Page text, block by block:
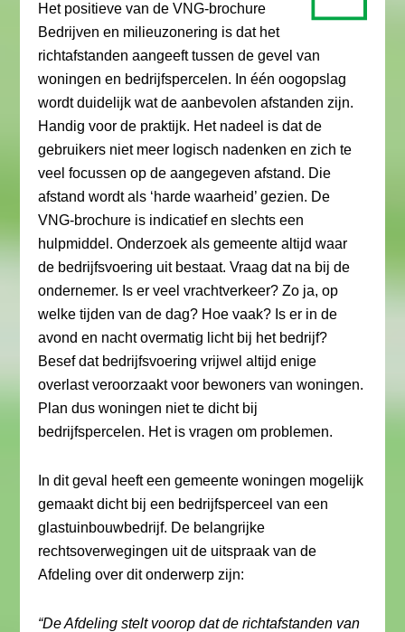
Het positieve van de VNG-brochure
Bedrijven en milieuzonering is dat het
richtafstanden aangeeft tussen de gevel van
woningen en bedrijfspercelen. In één oogopslag
wordt duidelijk wat de aanbevolen afstanden zijn.
Handig voor de praktijk. Het nadeel is dat de
gebruikers niet meer logisch nadenken en zich te
veel focussen op de aangegeven afstand. Die
afstand wordt als ‘harde waarheid’ gezien. De
VNG-brochure is indicatief en slechts een
hulpmiddel. Onderzoek als gemeente altijd waar
de bedrijfsvoering uit bestaat. Vraag dat na bij de
ondernemer. Is er veel vrachtverkeer? Zo ja, op
welke tijden van de dag? Hoe vaak? Is er in de
avond en nacht overmatig licht bij het bedrijf?
Besef dat bedrijfsvoering vrijwel altijd enige
overlast veroorzaakt voor bewoners van woningen.
Plan dus woningen niet te dicht bij
bedrijfspercelen. Het is vragen om problemen.
In dit geval heeft een gemeente woningen mogelijk
gemaakt dicht bij een bedrijfsperceel van een
glastuinbouwbedrijf. De belangrijke
rechtsoverwegingen uit de uitspraak van de
Afdeling over dit onderwerp zijn:
“De Afdeling stelt voorop dat de richtafstanden van